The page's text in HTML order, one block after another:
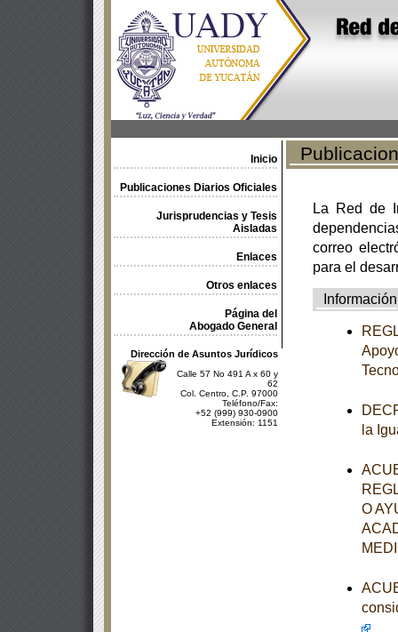
Inicio
Publicaciones Diarios Oficiales
Jurisprudencias y Tesis
Aisladas
Enlaces
Otros enlaces
Página del
Abogado General
Dirección de Asuntos Jurídicos
Calle 57 No 491 A x 60 y
62
Col. Centro, C.P. 97000
Teléfono/Fax:
+52 (999) 930-0900
Extensión: 1151
La Red de
correo
para el
Información
la
O